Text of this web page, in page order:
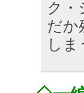
ク・
だか
しま